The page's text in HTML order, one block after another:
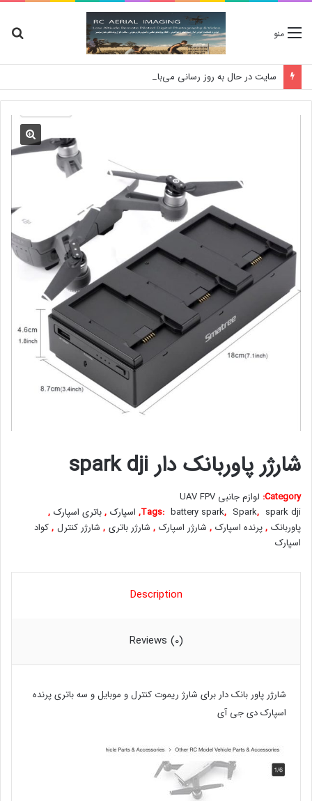
منو
شارژر پاوربانک دار spark dji
Category: لوازم جانبی UAV FPV
Tags: battery spark, Spark, spark dji
, اسپارک ,باتری اسپارک ,
پاوربانک ,پرنده اسپارک , شارژر اسپارک , شارژر باتری , شارژر کنترل ,کواد
اسپارک
Description
Reviews (0)
شارژر پاور بانک دار برای شارژ ریموت کنترل و موبایل و سه باتری پرنده
اسپارک دی جی آی